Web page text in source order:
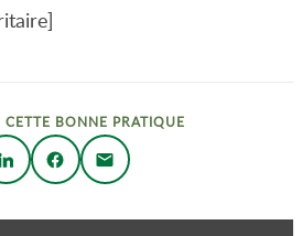
CETTE BONNE PRATIQUE